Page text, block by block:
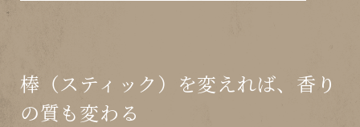
棒（スティック）を変えれば、香り
の質も変わる